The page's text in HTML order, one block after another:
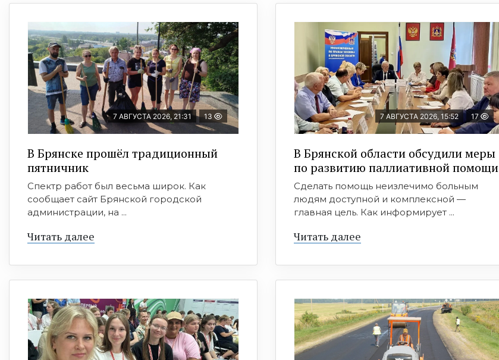
7 АВГУСТА 2026, 21:31 13
В Брянске прошёл традиционный
пятничник
Спектр работ был весьма широк. Как
сообщает сайт Брянской городской
администрации, на ...
Читать далее
7 АВГУСТА 2026, 15:52 17
В Брянской области обсудили меры
по развитию паллиативной помощи
Сделать помощь неизлечимо больным
людям доступной и комплексной —
главная цель. Как информирует ...
Читать далее